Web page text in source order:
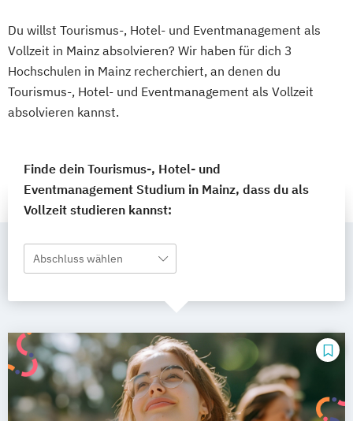
Du willst Tourismus-, Hotel- und Eventmanagement als
Vollzeit in Mainz absolvieren? Wir haben für dich 3
Hochschulen in Mainz recherchiert, an denen du
Tourismus-, Hotel- und Eventmanagement als Vollzeit
absolvieren kannst.
Finde dein Tourismus-, Hotel- und
Eventmanagement Studium in Mainz, dass du als
Vollzeit studieren kannst:
Abschluss wählen